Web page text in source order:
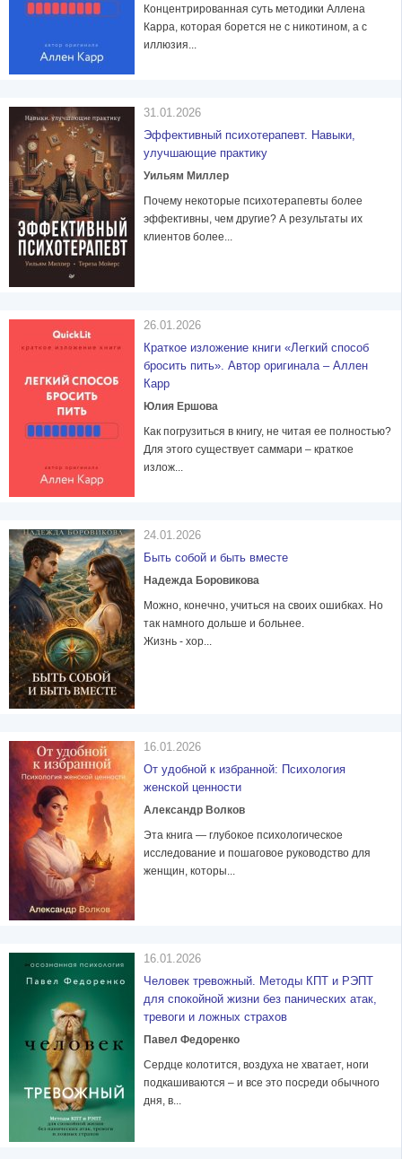
Концентрированная суть методики Аллена
Карра, которая борется не с никотином, а с
иллюзия...
31.01.2026
Эффективный психотерапевт. Навыки,
улучшающие практику
Уильям Миллер
Почему некоторые психотерапевты более
эффективны, чем другие? А результаты их
клиентов более...
26.01.2026
Краткое изложение книги «Легкий способ
бросить пить». Автор оригинала – Аллен
Карр
Юлия Ершова
Как погрузиться в книгу, не читая ее полностью?
Для этого существует саммари – краткое
излож...
24.01.2026
Быть собой и быть вместе
Надежда Боровикова
Можно, конечно, учиться на своих ошибках. Но
так намного дольше и больнее.
Жизнь - хор...
16.01.2026
От удобной к избранной: Психология
женской ценности
Александр Волков
Эта книга — глубокое психологическое
исследование и пошаговое руководство для
женщин, которы...
16.01.2026
Человек тревожный. Методы КПТ и РЭПТ
для спокойной жизни без панических атак,
тревоги и ложных страхов
Павел Федоренко
Сердце колотится, воздуха не хватает, ноги
подкашиваются – и все это посреди обычного
дня, в...